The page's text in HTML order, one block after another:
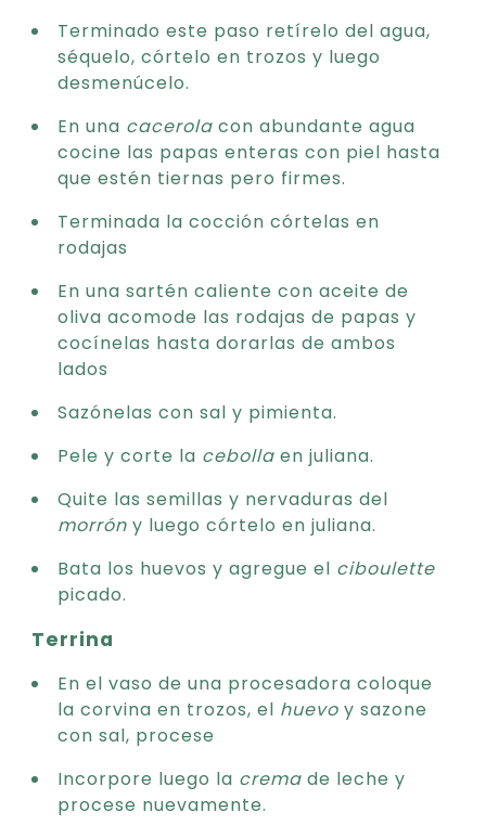
Terminado este paso retírelo del agua,
séquelo, córtelo en trozos y luego
desmenúcelo.
En una cacerola con abundante agua
cocine las papas enteras con piel hasta
que estén tiernas pero firmes.
Terminada la cocción córtelas en
rodajas
En una sartén caliente con aceite de
oliva acomode las rodajas de papas y
cocínelas hasta dorarlas de ambos
lados
Sazónelas con sal y pimienta.
Pele y corte la cebolla en juliana.
Quite las semillas y nervaduras del
morrón y luego córtelo en juliana.
Bata los huevos y agregue el ciboulette
picado.
Terrina
En el vaso de una procesadora coloque
la corvina en trozos, el huevo y sazone
con sal, procese
Incorpore luego la crema de leche y
procese nuevamente.